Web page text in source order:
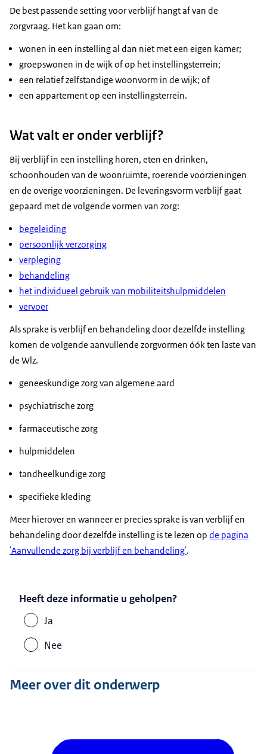
De best passende setting voor verblijf hangt af van de
zorgvraag. Het kan gaan om:
wonen in een instelling al dan niet met een eigen kamer;
groepswonen in de wijk of op het instellingsterrein;
een relatief zelfstandige woonvorm in de wijk; of
een appartement op een instellingsterrein.
Wat valt er onder verblijf?
Bij verblijf in een instelling horen, eten en drinken,
schoonhouden van de woonruimte, roerende voorzieningen
en de overige voorzieningen. De leveringsvorm verblijf gaat
gepaard met de volgende vormen van zorg:
begeleiding
persoonlijk verzorging
verpleging
behandeling
het individueel gebruik van mobiliteitshulpmiddelen
vervoer
Als sprake is verblijf en behandeling door dezelfde instelling
komen de volgende aanvullende zorgvormen óók ten laste van
de Wlz.
geneeskundige zorg van algemene aard
psychiatrische zorg
farmaceutische zorg
hulpmiddelen
tandheelkundige zorg
specifieke kleding
Meer hierover en wanneer er precies sprake is van verblijf en
behandeling door dezelfde instelling is te lezen op de pagina
'Aanvullende zorg bij verblijf en behandeling'.
Heeft deze informatie u geholpen?
Ja
Nee
Meer over dit onderwerp